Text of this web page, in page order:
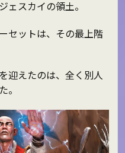
ェスカイの領土。
セットは、その最上階
迎えたのは、全く別人
。